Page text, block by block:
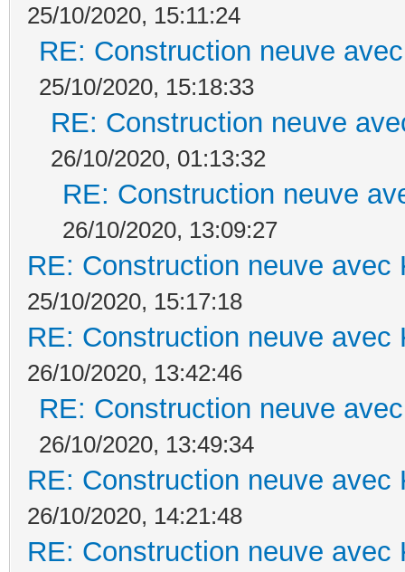
25/10/2020, 15:11:24
RE: Construction neuve
25/10/2020, 15:18:33
RE: Construction neuve
26/10/2020, 01:13:32
RE: Construction neuve
26/10/2020, 13:09:27
RE: Construction neuve avec
25/10/2020, 15:17:18
RE: Construction neuve avec
26/10/2020, 13:42:46
RE: Construction neuve
26/10/2020, 13:49:34
RE: Construction neuve avec
26/10/2020, 14:21:48
RE: Construction neuve avec